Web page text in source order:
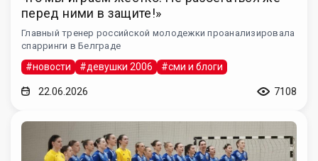
перед ними в защите!»
Главный тренер российской молодежки проанализировала
спарринги в Белграде
#новости #девушки 2006 #сми и блоги
22.06.2026 7108